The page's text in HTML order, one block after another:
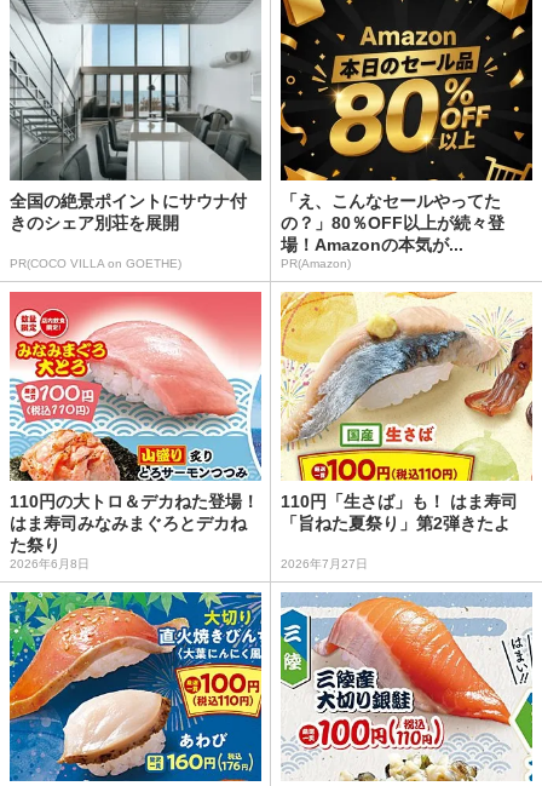
全国の絶景ポイントにサウナ付
きのシェア別荘を展開
PR(COCO VILLA on GOETHE)
「え、こんなセールやってた
の？」80％OFF以上が続々登
場！Amazonの本気が...
PR(Amazon)
110円の大トロ＆デカねた登場！
はま寿司みなみまぐろとデカね
た祭り
2026年6月8日
110円「生さば」も！ はま寿司
「旨ねた夏祭り」第2弾きたよ
2026年7月27日